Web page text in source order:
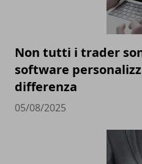
Non tutti i trader
software
differenza
05/08/2025